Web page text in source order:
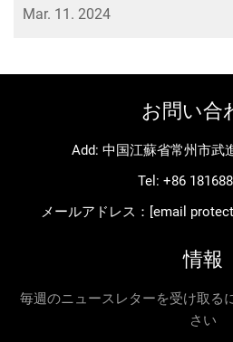
Mar. 11. 2024
お問い合
Add: 中国江蘇省常州市武
Tel: +86
メールアドレス： [email
情報
毎週のニュースレターを受け取る
さい